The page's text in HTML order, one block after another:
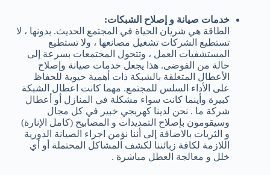
خدمات صيانة و إصلاح الشبكات:
الطاقة هي شريان الحياة في المجتمع الحديث. بدونها ، لا
تستطيع الشركات تشغيل مصانعها ، ولا تستطيع
المستشفيات العمل ، وتتحول المجتمعات بسرعة إلى
حالة من الفوضى. هذا يجعل خدمات صيانة وإصلاح
الأعطال المتعلقة بالشبكة ذات أهمية حيوية للحفاظ
على الأداء السلس للمجتمع. مهما كانت اعطال الشبكة
كبيرة وأينما كانت سواء مشكلة في المنازل أو أعطال
شركة ما . نحن لدينا كهربجي خبير في كل مجال
وسيقومون بإصلاح التمديدات و المصابيح (كامل الإنارة)
و الثريات بالاضافة إلى أننا نؤمن اجراء الصيانة الدورية
اللازمة لكافة زبائننا لكشف المشاكل المحتملة أو أي
خلل و معالجة العطل مباشرة .